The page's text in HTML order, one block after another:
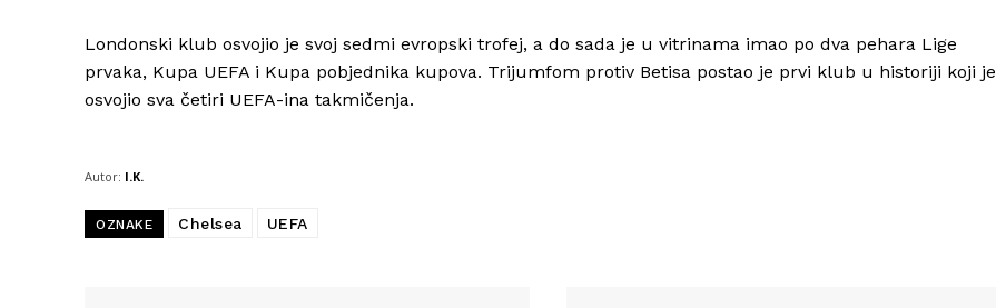
O nama
Kontakt
Londonski klub osvojio je svoj sedmi evropski trofej, a do sada je u vitrinama imao po dva pehara Lige
prvaka, Kupa UEFA i Kupa pobjednika kupova. Trijumfom protiv Betisa postao je prvi klub u historiji koji je
osvojio sva četiri UEFA-ina takmičenja.
Autor: I.K.
OZNAKE Chelsea UEFA